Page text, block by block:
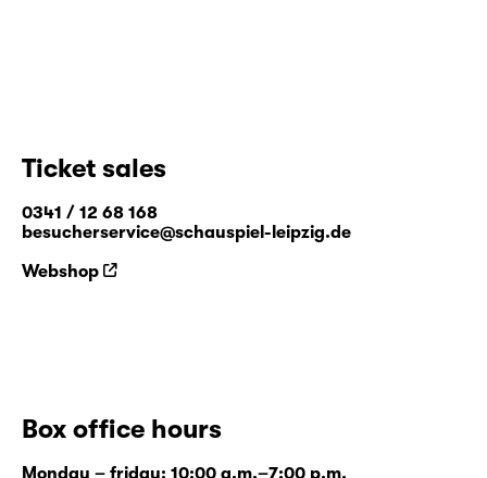
Ticket sales
0341 / 12 68 168
besucherservice@schauspiel-leipzig.de
Webshop
Box office hours
Monday – friday: 10:00 a.m.–7:00 p.m.